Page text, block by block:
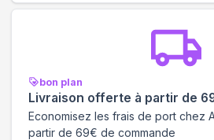
bon plan
Livraison offerte à partir de
Economisez les frais de port chez
partir de 69€ de commande